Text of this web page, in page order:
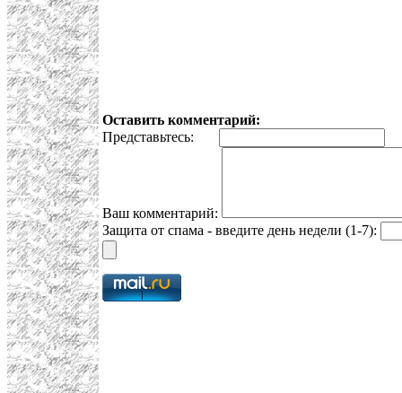
Оставить комментарий:
Представьтесь:
Ваш комментарий:
Защита от спама - введите день недели (1-7):